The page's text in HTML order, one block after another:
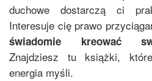
duchowe dostarczą ci
Interesuje cię prawo
świadomie kreować
Znajdziesz tu książki,
energia myśli.